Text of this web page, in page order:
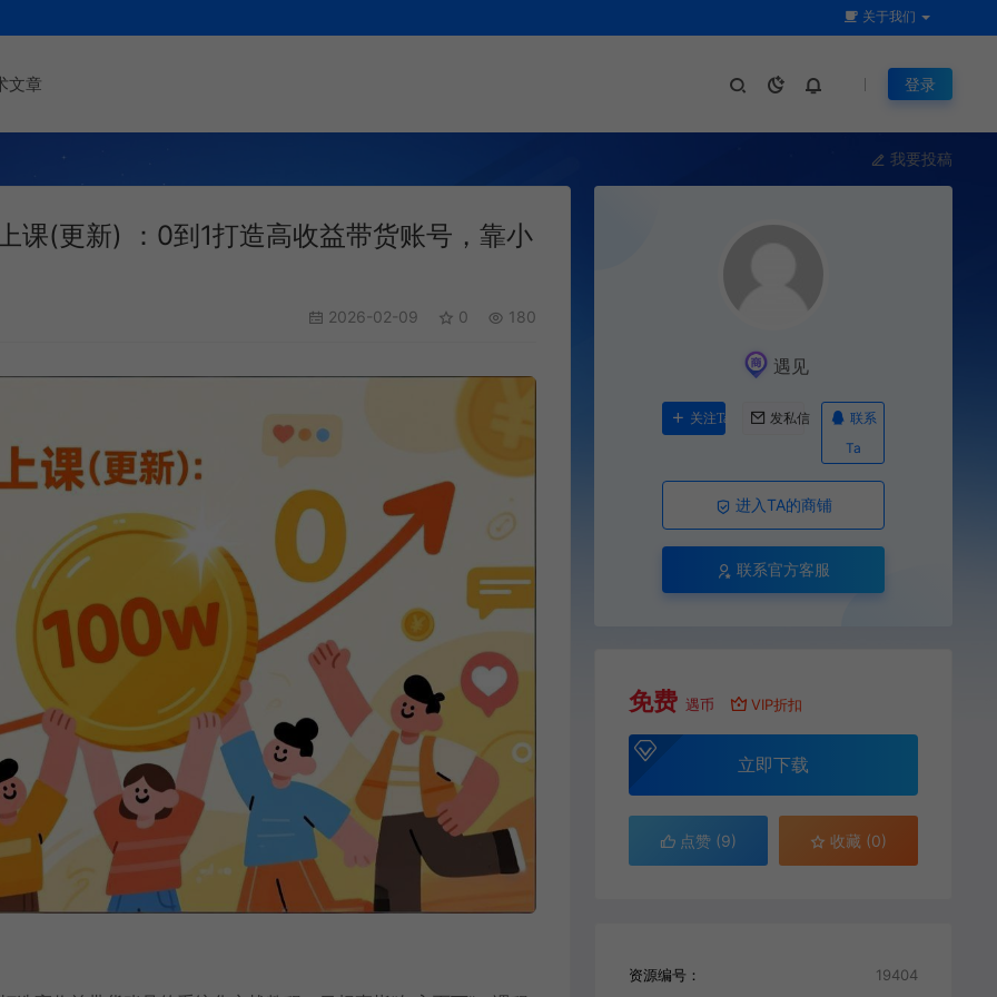
关于我们
文章 登录
我要投稿
(更新) ：0到1打造高收益带货账号，靠小
2026-02-09 0 180
遇见
关注Ta 发私信
联系
Ta
进入TA的商铺
联系官方客服
免费 遇币 VIP折扣
立即下载
点赞 (9) 收藏 (0)
资源编号： 19404